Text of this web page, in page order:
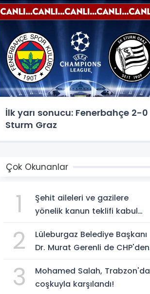
İlk yarı sonucu: Fenerbahçe 2-0
Sturm Graz
Çok Okunanlar
1
Şehit aileleri ve gazilere
yönelik kanun teklifi kabul
2
Lüleburgaz Belediye Başkanı
Dr. Murat Gerenli de CHP'den
3
Mohamed Salah, Trabzon'da
coşkuyla karşılandı!